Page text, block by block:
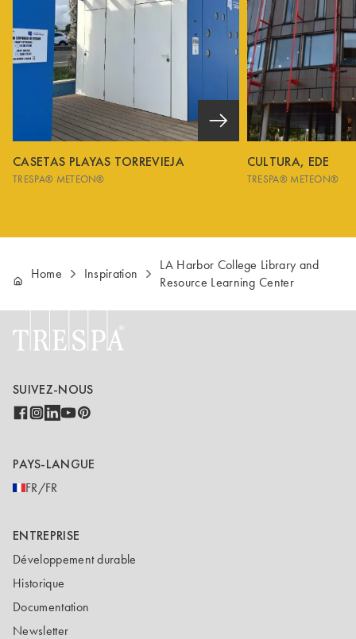
CASETAS PLAYAS TORREVIEJA
TRESPA® METEON®
CULTURA, EDE
TRESPA® METEON®
Home Inspiration
LA Harbor College Library and
Resource Learning Center
SUIVEZ-NOUS
PAYS-LANGUE
FR/FR
ENTREPRISE
Développement durable
Historique
Documentation
Newsletter